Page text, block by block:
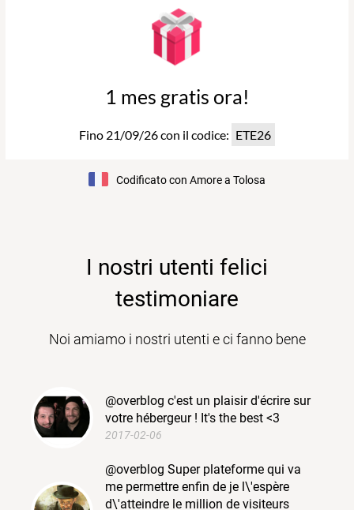
1 mes gratis ora!
Fino 21/09/26 con il codice: ETE26
Codificato con Amore a Tolosa
I nostri utenti felici
testimoniare
Noi amiamo i nostri utenti e ci fanno bene
@overblog c'est un plaisir d'écrire sur
votre hébergeur ! It's the best <3
2017-02-06
@overblog Super plateforme qui va
me permettre enfin de je l\'espère
d\'atteindre le million de visiteurs